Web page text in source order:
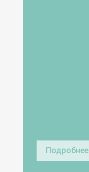
Подробнее